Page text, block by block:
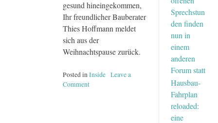
gesund hineingekommen,
Ihr freundlicher Bauberater
Thies Hoffmann meldet
sich aus der
Weihnachtspause zurück.
Posted inInside Leave a
Comment
Sprechstun
den finden
nun in
einem
anderen
Forum statt
Hausbau-
Fahrplan
reloaded:
eine